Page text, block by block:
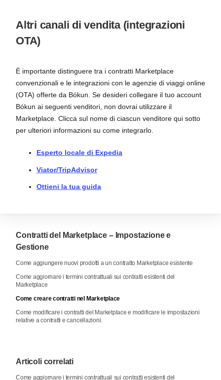
Altri canali di vendita (integrazioni
OTA)
È importante distinguere tra i contratti Marketplace
convenzionali e le integrazioni con le agenzie di viaggi online
(OTA) offerte da Bókun. Se desideri collegare il tuo account
Bókun ai seguenti venditori, non dovrai utilizzare il
Marketplace. Clicca sul nome di ciascun venditore qui sotto
per ulteriori informazioni su come integrarlo.
Esperto locale di Expedia
Viator/TripAdvisor
Ottieni la tua guida
Contratti del Marketplace – Impostazione e
Gestione
Come aggiungere nuovi prodotti a un contratto Marketplace esistente
Come aggiornare i termini contrattuali sui contratti esistenti del
Marketplace
Come creare contratti nel Marketplace
Come modificare i contratti del Marketplace e modificare le impostazioni
relative a contratti e cancellazioni.
Articoli correlati
Come aggiornare i termini contrattuali sui contratti esistenti del